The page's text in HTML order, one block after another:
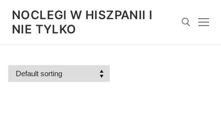
treści
NOCLEGI W HISZPANII I
NIE TYLKO
Szukaj: